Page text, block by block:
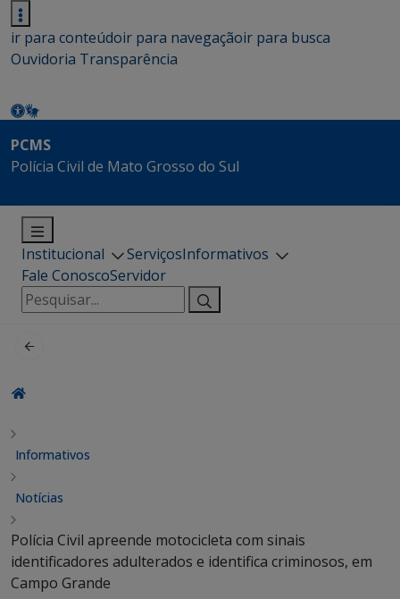
ir para conteúdoir para navegaçãoir para busca
Ouvidoria Transparência
PCMS
Polícia Civil de Mato Grosso do Sul
Institucional ServiçosInformativos
Fale ConoscoServidor
Pesquisar
por:
Informativos
Notícias
Polícia Civil apreende motocicleta com sinais
identificadores adulterados e identifica criminosos, em
Campo Grande